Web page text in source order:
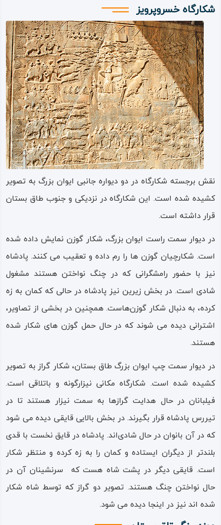
نقش برجسته اردشیر دوم
نقش‌ برجسته اردشیر دوم مربوط به مراسم تاج‌ گذاری اردشیر
دوم است که در کنار طاق کوچک در طاق بستان واقع شده است.
این نقش‌ برجسته، نخستین نقش‌ برجسته تاق‌ بستان است و
در آن اردشیر دست را به سوی حلقه پادشاهی یا شهریاری، که
اهورامزدا به او تسلیم می‌دارد، دراز کرده ‌است.
در طرف چپ اردشیر، تمثال میترا در حالت ایستاده‌ نقش شده
که «برسم» به دست دارد و اردشیر دوم با نشانه‌های
شاهنشاهی، متعلق به سده چهارم میلادی تصویر شده ‌است.
کتیبه پهلوی
کناره‌ها با سنگ‌ نگاره فرشتگان بال‌ دار، درخت زندگی، مجلس
شکار و تمثال اسب و… مزین شده است.
این نقش‌ها با کتیبه‌ای به خط پهلوی ساسانی همراه بوده که
گویی شرح مجلس بزم و شادمانی و توصیف یکی از مهمانی‌های
شکار بوده است؛ این مجالس در دوره ساسانی و به دلیل قرار
گرفتن شکارگاه شاهی در تاق‌ بستان معمول بوده و نقش و شرح
چشمه‌های طاق‌ بستان
چشمه‌های‌ موسوم به «چشمه‌های طاق‌ بستان»، از دل چهار قله
فرخ‌ شاد، دوشاخ، زرده‌ بلین و سرطاق سرچشمه‌ می‌گیرند.
نام‌های این پنج چشمه، که بزرگترین و برگزیده‌ترین چشمه‌ها از
میان ده‌ها چشمه دیگر است، عبارت هستند از «تِک‌تِک» به
معنای قطره‌ قطره، «وزمان» برگرفته از نام «وزمه» که همان
«وسمه» و نام درختی است، «میوله(کوثر)» که از «میْو» یا «مو»
که درخت انگور است گرفته شده است، «دواشکفت» که به دلیل
شکارگاه خسروپرویز
نقش‌ برجسته شکارگاه در دو دیواره جانبی ایوان بزرگ به تصویر
کشیده شده است. این شکارگاه در نزدیکی و جنوب طاق بستان
قرار داشته است.
در دیوار سمت راست ایوان بزرگ، شکار گوزن نمایش داده شده
است. شکارچیان گوزن ها را رم داده و تعقیب می کنند. پادشاه
نیز با حضور رامشگرانی که در چنگ نواختن هستند مشغول
شادی است. در بخش زیرین نیز پادشاه در حالی که کمان به زه
کرده، به دنبال شکار گوزن‌هاست. همچنین در بخشی از تصاویر،
اشترانی دیده می شوند که در حال حمل گوزن های شکار شده
هستند.
در دیوار سمت چپ ایوان بزرگ طاق بستان، شکار گراز به تصویر
کشیده شده است. شکارگاه مکانی نیزارگونه و باتلاقی است.
فیلبانان در حال هدایت گرازها به سمت نیزار هستند تا در
تیررس پادشاه قرار بگیرند. در بخش بالایی قایقی دیده می شود
که در آن بانوان در حال شادی‌اند. پادشاه در قایق نخست با قدی
بلندتر از دیگران ایستاده و کمان را به زه کرده و منتظر شکار
است. قایقی دیگر در پشت شاه هست که سرنشینان آن در
حال نواختن چنگ هستند. تصویر دو گراز که توسط شاه شکار
شده اند نیز در اینجا دیده می شود.